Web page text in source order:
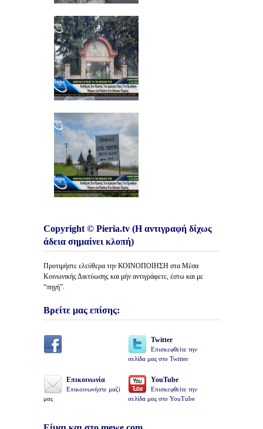
Copyright © Pieria.tv (Η αντιγραφή δίχως
άδεια σημαίνει κλοπή)
Προτιμήστε ελεύθερα την ΚΟΙΝΟΠΟΙΗΣΗ στα Μέσα
Κοινωνικής Δικτύωσης και μήν αντιγράφετε, έστω και με
“πηγή”.
Βρείτε μας επίσης:
Twitter
Επισκεφθείτε την
σελίδα μας στο Twitter
Επικοινωνία
Επικοινωνήστε μαζί
μας
YouTube
Επισκεφθείτε την
σελίδα μας στο YouTube